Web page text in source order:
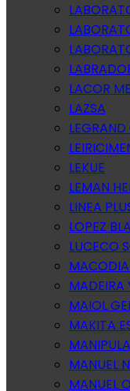
LACOR
LAZSA
LEKUE
LEMAN
LINEA
LOPEZ
LUCECO
MADEIRA
MAIOL
MAKITA
MANUEL
MANUEL